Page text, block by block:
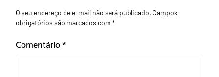
O seu endereço de e-mail não será publicado. Campos
obrigatórios são marcados com *
Comentário*